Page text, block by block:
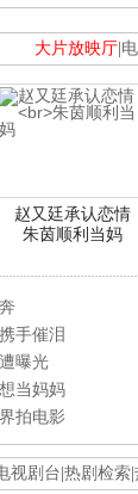
大片放映厅
赵又廷承认恋情
朱茵顺利当妈
手催泪
曝光
当妈妈
拍电影
视剧台 热剧检索